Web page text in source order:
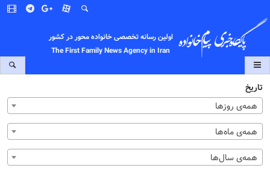
اولین رسانه تخصصی خانواده محور در کشور
The First Family News Agency in Iran
تاریخ
همه‌ی روزها
همه‌ی ماه‌ها
همه‌ی سال‌ها